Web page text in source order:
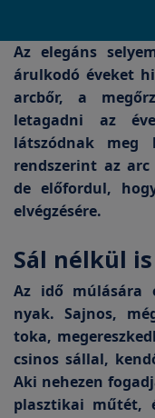
Az elegáns
árulkodó éveket
arcbőr, a
letagadni az
látszódnak meg
rendszerint az
de előfordul,
elvégzésére.
Sál nélkül
Az idő múlására
nyak. Sajnos,
toka,
csinos sállal,
Aki nehezen
plasztikai műtét,